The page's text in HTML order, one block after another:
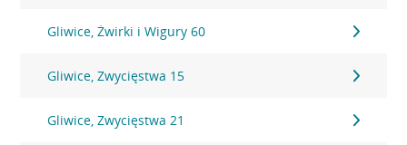
Gliwice, Żwirki i Wigury 60
Gliwice, Zwycięstwa 15
Gliwice, Zwycięstwa 21